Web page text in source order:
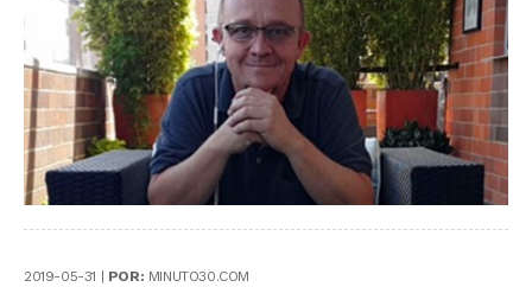
2019-05-31 | POR: MINUTO30.COM